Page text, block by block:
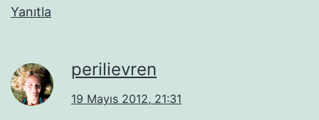
Yanıtla
perilievren
19 Mayıs 2012, 21:31